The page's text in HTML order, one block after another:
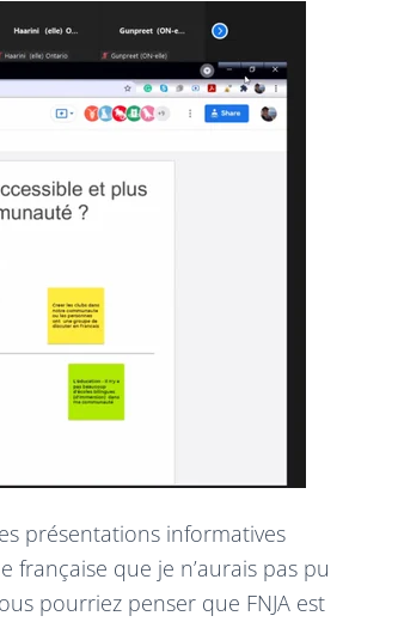
présentations informatives
française que je n’aurais pas pu
pourriez penser que FNJA est